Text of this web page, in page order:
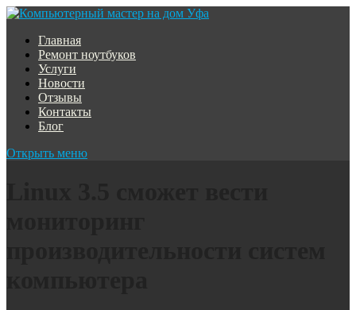
Главная
Ремонт ноутбуков
Услуги
Новости
Отзывы
Контакты
Блог
Открыть меню